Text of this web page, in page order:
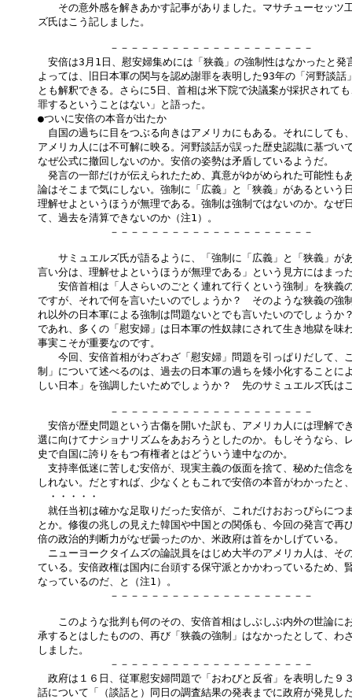
その意外感を解きあかす記事がありました。マサチューセッツ
ズ氏はこう記しました。
－－－－－－－－－－－－－－－－－－－－
安倍は3月1日、慰安婦集めには「狭義」の強制性はなかったと発
よっては、旧日本軍の関与を認め謝罪を表明した93年の「河野談話
とも解釈できる。さらに5日、首相は米下院で決議案が採択されて
罪するということはない」と語った。
●ついに安倍の本音が出たか
自国の過ちに目をつぶる向きはアメリカにもある。それにしても
アメリカ人には不可解に映る。河野談話が誤った歴史認識に基づい
なぜ公式に撤回しないのか。安倍の姿勢は矛盾しているようだ。
発言の一部だけが伝えられたため、真意がゆがめられた可能性も
論はそこまで気にしない。強制に「広義」と「狭義」があるという
理解せよというほうが無理である。強制は強制ではないのか。なぜ
て、過去を清算できないのか（注1）。
－－－－－－－－－－－－－－－－－－－－
サミュエルズ氏が語るように、「強制に「広義」と「狭義」が
言い分は、理解せよというほうが無理である」という見方にはまっ
安倍首相は「人さらいのごとく連れて行くという強制」を狭義
ですが、それで何を言いたいのでしょうか？　そのような狭義の強
れ以外の日本軍による強制は問題ないとでも言いたいのでしょうか
であれ、多くの「慰安婦」は日本軍の性奴隷にされて生き地獄を味
事実こそが重要なのです。
今回、安倍首相がわざわざ「慰安婦」問題を引っぱりだして、
制」について述べるのは、過去の日本軍の過ちを矮小化することに
しい日本」を強調したいためでしょうか？　先のサミュエルズ氏は
－－－－－－－－－－－－－－－－－－－－
安倍が歴史問題という古傷を開いた訳も、アメリカ人には理解で
選に向けてナショナリズムをあおろうとしたのか。もしそうなら、
史で自国に誇りをもつ有権者とはどういう連中なのか。
支持率低迷に苦しむ安倍が、現実主義の仮面を捨て、秘めた信念
しれない。だとすれば、少なくともこれで安倍の本音がわかったと
・・・・・
就任当初は確かな足取りだった安倍が、これだけおおっぴらにつ
とか。修復の兆しの見えた韓国や中国との関係も、今回の発言で再
倍の政治的判断力がなぜ曇ったのか、米政府は首をかしげている。
ニューヨークタイムズの論説員をはじめ大半のアメリカ人は、そ
ている。安倍政権は国内に台頭する保守派とかかわっているため、
なっているのだ、と（注1）。
－－－－－－－－－－－－－－－－－－－－
このような批判も何のその、安倍首相はしぶしぶ内外の世論に
承するとはしたものの、再び「狭義の強制」はなかったとして、わ
しました。
－－－－－－－－－－－－－－－－－－－－
政府は１６日、従軍慰安婦問題で「おわびと反省」を表明した９
話について「（談話と）同日の調査結果の発表までに政府が発見し